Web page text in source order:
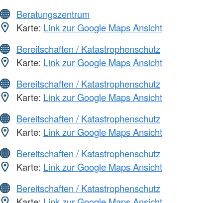
Beratungszentrum
Karte: Link zur Google Maps Ansicht
Bereitschaften / Katastrophenschutz
Karte: Link zur Google Maps Ansicht
Bereitschaften / Katastrophenschutz
Karte: Link zur Google Maps Ansicht
Bereitschaften / Katastrophenschutz
Karte: Link zur Google Maps Ansicht
Bereitschaften / Katastrophenschutz
Karte: Link zur Google Maps Ansicht
Bereitschaften / Katastrophenschutz